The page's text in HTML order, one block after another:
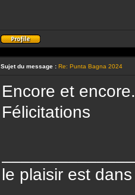
Profil
Sujet du message : Re: Punta Bagna 2024
Encore et
Félicitations
le plaisir est